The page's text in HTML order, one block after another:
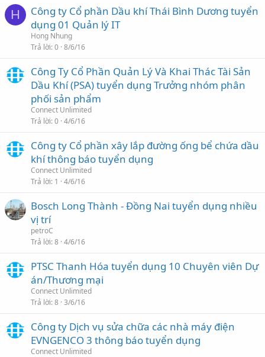
H
Công ty Cổ phần Dầu khí Thái Bình Dương tuyển
dụng 01 Quản lý IT
Hong Nhung
Trả lời 0 8/6/16
Công Ty Cổ Phần Quản Lý Và Khai Thác Tài Sản
Dầu Khí (PSA) tuyển dụng Trưởng nhóm phân
phối sản phẩm
Connect Unlimited
Trả lời 0 4/6/16
Công ty Cổ phần xây lắp đường ống bể chứa dầu
khí thông báo tuyển dụng
Connect Unlimited
Trả lời 1 4/6/16
Bosch Long Thành - Đồng Nai tuyển dụng nhiều
vị trí
petroC
Trả lời 8 4/6/16
PTSC Thanh Hóa tuyển dụng 10 Chuyên viên Dự
án/Thương mại
Connect Unlimited
Trả lời 8 3/6/16
Công ty Dịch vụ sửa chữa các nhà máy điện
EVNGENCO 3 thông báo tuyển dụng
Connect Unlimited